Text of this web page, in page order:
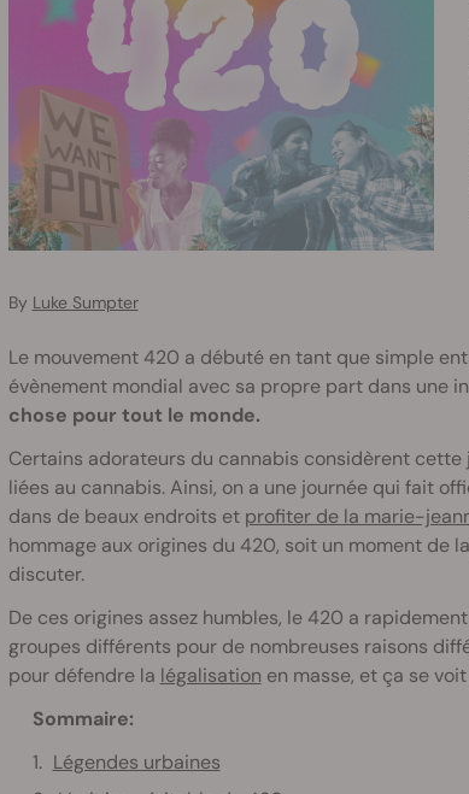
By Luke Sumpter
Le mouvement 420 a débuté en tant que simple
évènement mondial avec sa propre part dans une
chose pour tout le monde.
Certains adorateurs du cannabis considèrent
liées au cannabis. Ainsi, on a une journée qui fait
dans de beaux endroits et profiter de la marie-
hommage aux origines du 420, soit un moment de
discuter.
De ces origines assez humbles, le 420 a
groupes différents pour de nombreuses raisons
pour défendre la légalisation en masse, et ça se voit
Sommaire:
Légendes urbaines